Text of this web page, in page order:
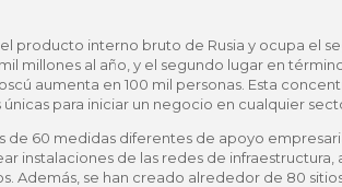
producto interno bruto de Rusia y ocupa el
millones al año, y el segundo lugar en
aumenta en 100 mil personas. Esta
para iniciar un negocio en cualquier
60 medidas diferentes de apoyo
instalaciones de las redes de
Además, se han creado alrededor de 80